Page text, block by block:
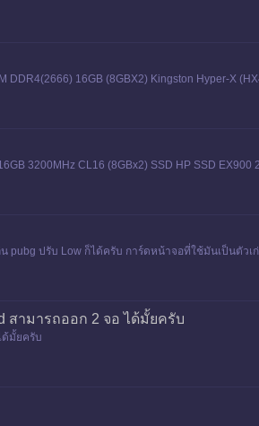
DDR4(2666) 16GB (8GBX2) Kingston Hyper-X
3200MHz CL16 (8GBx2) SSD HP SSD EX900
ปรับ Low ก็ได้ครับ การ์ดหน้าจอที่ใช้มันเป็นตัวเ
สามารถออก 2 จอ ได้มั้ยครับ
ด้มั้ยครับ